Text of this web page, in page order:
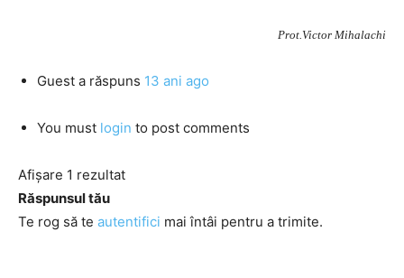
Prot.Victor Mihalachi
Guest a răspuns 13 ani ago
You must login to post comments
Afișare 1 rezultat
Răspunsul tău
Te rog să te autentifici mai întâi pentru a trimite.